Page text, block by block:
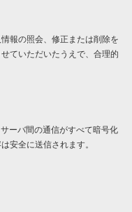
報の照会、修正または削除を
ていただいたうえで、合理的
ーバ間の通信がすべて暗号化
安全に送信されます。